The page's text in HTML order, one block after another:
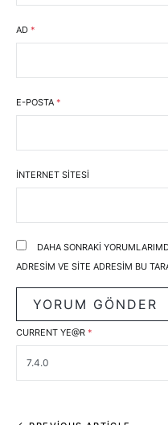
AD *
E-POSTA *
İNTERNET SITESI
DAHA SONRAKI
ADRESIM VE SITE ADRESIM BU
CURRENT YE@R *